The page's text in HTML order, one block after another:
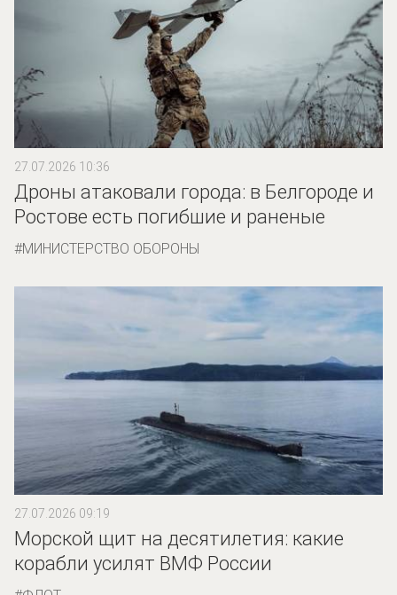
27.07.2026 10:36
Дроны атаковали города: в Белгороде и
Ростове есть погибшие и раненые
МИНИСТЕРСТВО ОБОРОНЫ
27.07.2026 09:19
Морской щит на десятилетия: какие
корабли усилят ВМФ России